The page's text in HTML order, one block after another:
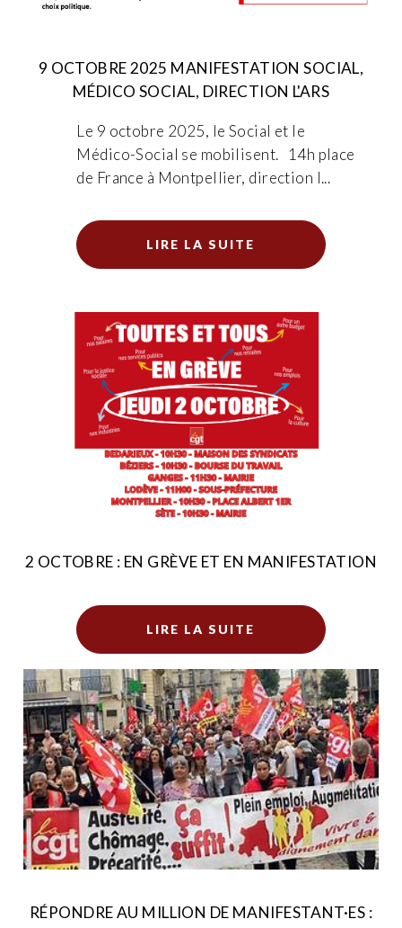
9 OCTOBRE 2025 MANIFESTATION SOCIAL,
MÉDICO SOCIAL, DIRECTION L'ARS
Le 9 octobre 2025, le Social et le
Médico-Social se mobilisent. 14h place
de France à Montpellier, direction l...
LIRE LA SUITE
2 OCTOBRE : EN GRÈVE ET EN MANIFESTATION
LIRE LA SUITE
RÉPONDRE AU MILLION DE MANIFESTANT·ES :